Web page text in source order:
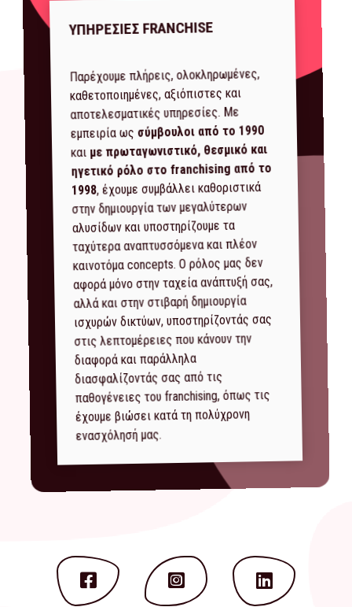
ΥΠΗΡΕΣΙΕΣ FRANCHISE
Παρέχουμε πλήρεις, ολοκληρωμένες,
καθετοποιημένες, αξιόπιστες και
αποτελεσματικές υπηρεσίες. Με
εμπειρία ως σύμβουλοι από το 1990
και με πρωταγωνιστικό, θεσμικό και
ηγετικό ρόλο στο franchising από το
1998, έχουμε συμβάλλει καθοριστικά
στην δημιουργία των μεγαλύτερων
αλυσίδων και υποστηρίζουμε τα
ταχύτερα αναπτυσσόμενα και πλέον
καινοτόμα concepts. Ο ρόλος μας δεν
αφορά μόνο στην ταχεία ανάπτυξή σας,
αλλά και στην στιβαρή δημιουργία
ισχυρών δικτύων, υποστηρίζοντάς σας
στις λεπτομέρειες που κάνουν την
διαφορά και παράλληλα
διασφαλίζοντάς σας από τις
παθογένειες του franchising, όπως τις
έχουμε βιώσει κατά τη πολύχρονη
ενασχόλησή μας.